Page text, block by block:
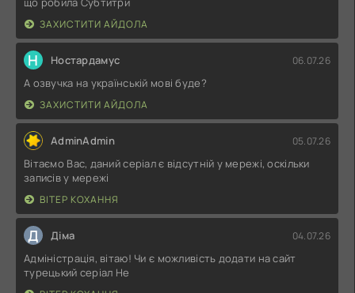
ЗАХИСТИТИ АЙДОЛА
Н Ностардамус 06.07.26
А озвучка на українській мові буде?
ЗАХИСТИТИ АЙДОЛА
AdminAdmin 05.07.26
Вітаємо Вас, даний серіал є відсутній у мережі, оскільки
записів у мережі
ВІТЕР КОХАННЯ
Д Діма 04.07.26
Адміністрація, вітаю! Чи є можливість додати на сайт
турецький серіал Не